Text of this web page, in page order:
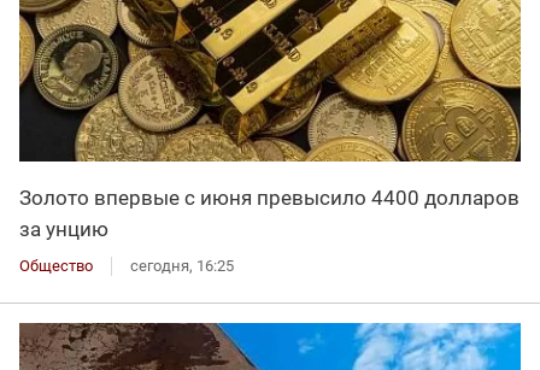
Золото впервые с июня превысило 4400 долларов
за унцию
Общество сегодня, 16:25